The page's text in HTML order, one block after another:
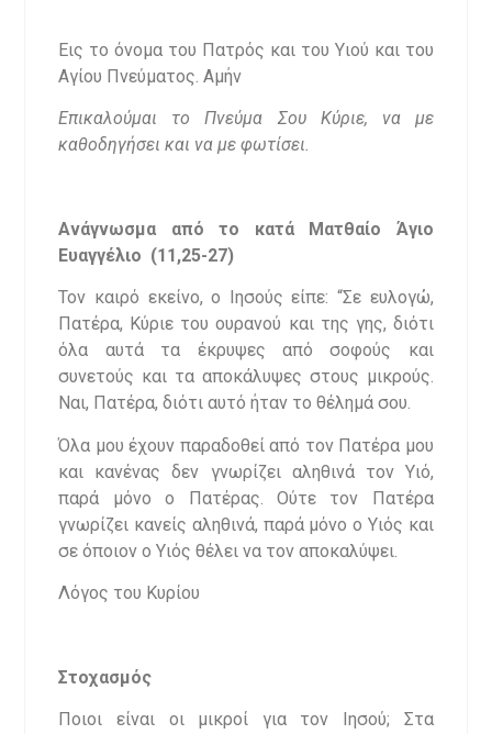
Εις το όνομα του Πατρός και του Υιού και του
Αγίου Πνεύματος. Αμήν
Επικαλούμαι το Πνεύμα Σου Κύριε, να με
καθοδηγήσει και να με φωτίσει.
Ανάγνωσμα από το κατά Ματθαίο Άγιο
Ευαγγέλιο (11,25-27)
Τον καιρό εκείνο, ο Ιησούς είπε: “Σε ευλογώ,
Πατέρα, Κύριε του ουρανού και της γης, διότι
όλα αυτά τα έκρυψες από σοφούς και
συνετούς και τα αποκάλυψες στους μικρούς.
Ναι, Πατέρα, διότι αυτό ήταν το θέλημά σου.
Όλα μου έχουν παραδοθεί από τον Πατέρα μου
και κανένας δεν γνωρίζει αληθινά τον Υιό,
παρά μόνο ο Πατέρας. Ούτε τον Πατέρα
γνωρίζει κανείς αληθινά, παρά μόνο ο Υιός και
σε όποιον ο Υιός θέλει να τον αποκαλύψει.
Λόγος του Κυρίου
Στοχασμός
Ποιοι είναι οι μικροί για τον Ιησού; Στα